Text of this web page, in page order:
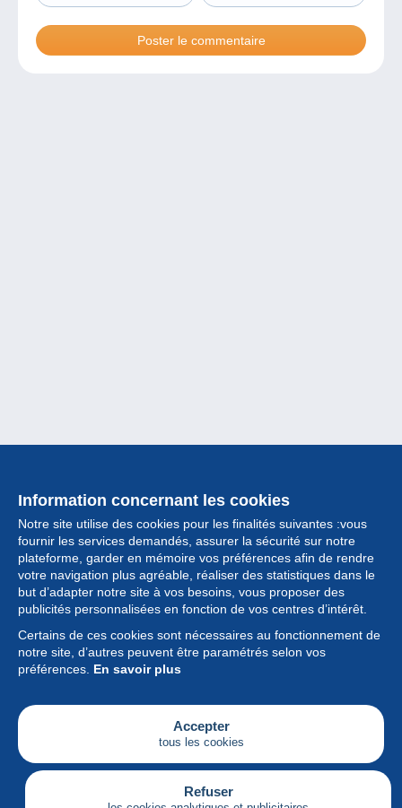
Information concernant les cookies
Notre site utilise des cookies pour les finalités suivantes :vous
fournir les services demandés, assurer la sécurité sur notre
plateforme, garder en mémoire vos préférences afin de rendre
votre navigation plus agréable, réaliser des statistiques dans le
but d’adapter notre site à vos besoins, vous proposer des
publicités personnalisées en fonction de vos centres d’intérêt.
Certains de ces cookies sont nécessaires au fonctionnement de
notre site, d’autres peuvent être paramétrés selon vos
préférences. En savoir plus
Accepter
tous les cookies
Refuser
Collection
Actualités
Fonctionnalités
Société
Services
Articles